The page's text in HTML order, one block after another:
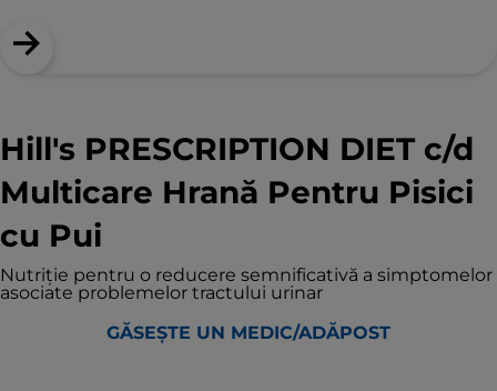
Hill's PRESCRIPTION DIET c/d
Multicare Hrană Pentru Pisici
cu Pui
Nutriție pentru o reducere semnificativă a simptomelor
asociate problemelor tractului urinar
GĂSEȘTE UN MEDIC/ADĂPOST